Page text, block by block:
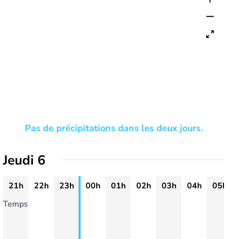
Pas de précipitations dans les deux jours.
Jeudi 6
21h 22h 23h 00h 01h 02h 03h 04h
05h
Temps